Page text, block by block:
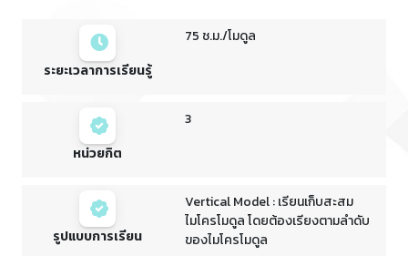
ระยะเวลาการเรียนรู้
75 ช.ม./โมดูล
หน่วยกิต
3
รูปแบบการเรียน
Vertical Model : เรียนเก็บสะสม
ไมโครโมดูล โดยต้องเรียงตามลำดับ
ของไมโครโมดูล